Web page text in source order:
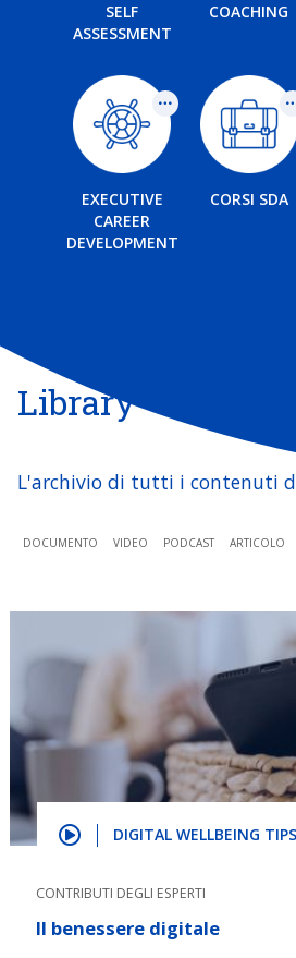
SELF
ASSESSMENT
COACHING
EXECUTIVE
CAREER
DEVELOPMENT
CORSI SDA
Library
L'archivio di tutti i contenuti
DOCUMENTO VIDEO PODCAST ARTICOLO
DIGITAL WELLBEING TIPS
CONTRIBUTI DEGLI ESPERTI
Il benessere digitale